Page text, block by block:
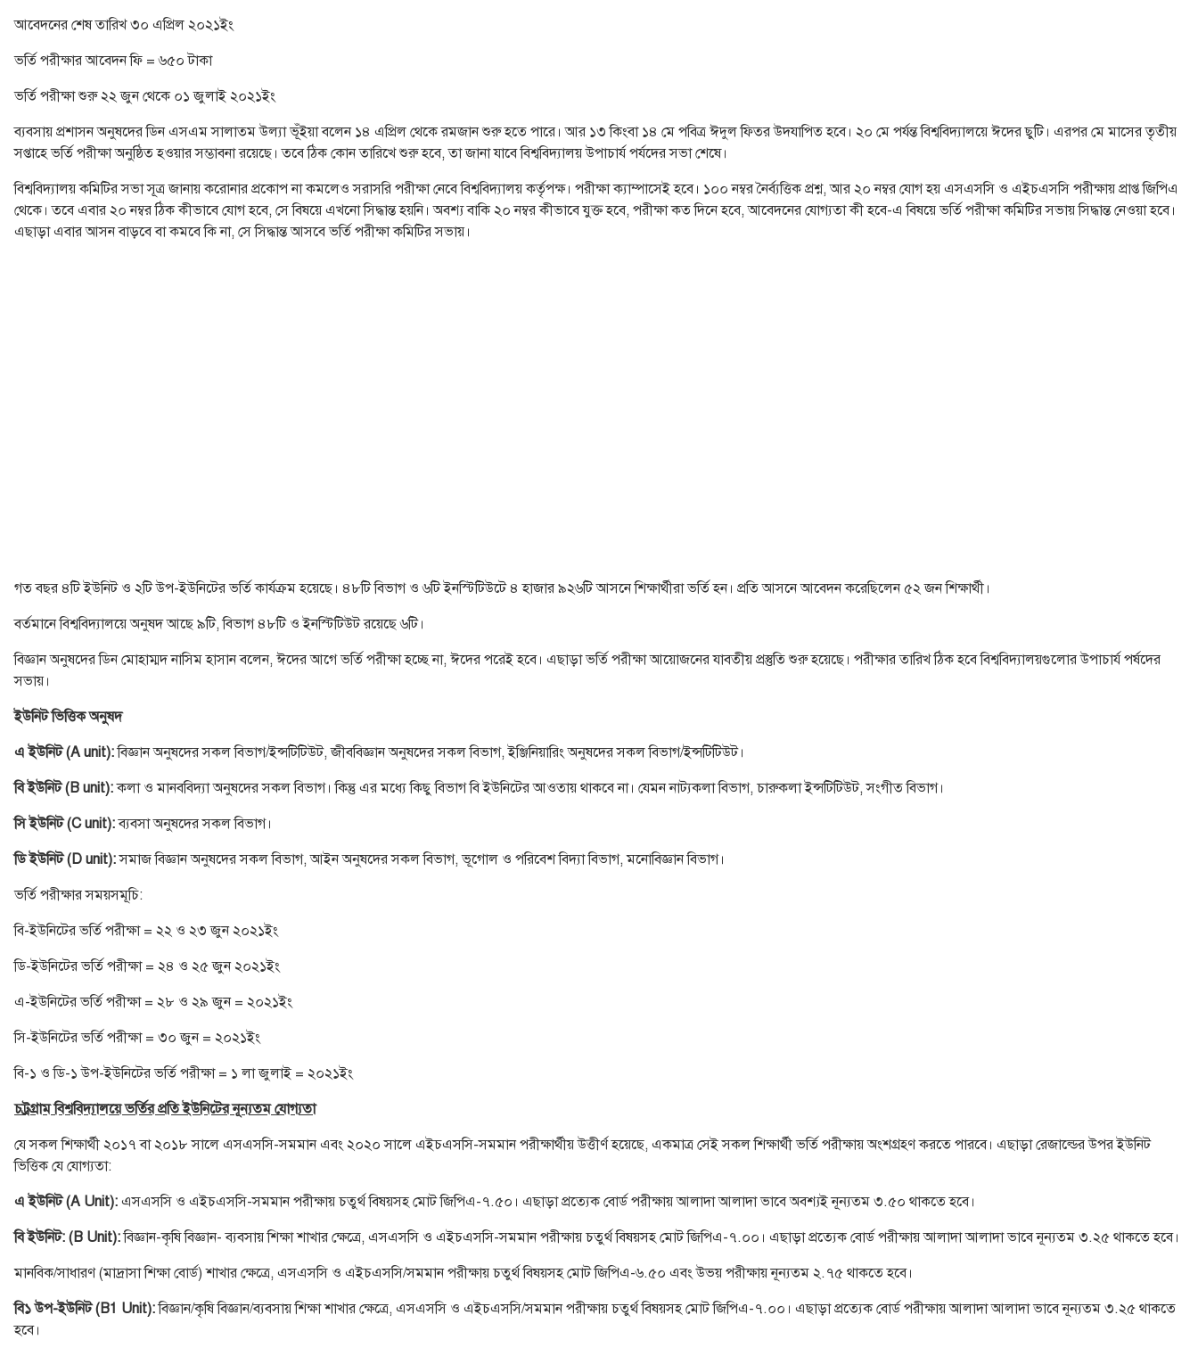
আবেদনের শেষ তারিখ ৩০ এপ্রিল ২০২১ইং
ভর্তি পরীক্ষার আবেদন ফি = ৬৫০ টাকা
ভর্তি পরীক্ষা শুরু ২২ জুন থেকে ০১ জুলাই ২০২১ইং
ব্যবসায় প্রশাসন অনুষদের ডিন এসএম সালাতম উল্যা ভূঁইয়া বলেন ১৪ এপ্রিল থেকে রমজান শুরু হতে পারে। আর ১৩ কিংবা ১৪ মে পবিত্র ঈদুল ফিতর উদযাপিত হবে। ২০ মে পর্যন্ত বিশ্ববিদ্যালয়ে ঈদের ছুটি। এরপর মে মাসের তৃতীয়
সপ্তাহে ভর্তি পরীক্ষা অনুষ্ঠিত হওয়ার সম্ভাবনা রয়েছে। তবে ঠিক কোন তারিখে শুরু হবে, তা জানা যাবে বিশ্ববিদ্যালয় উপাচার্য পর্যদের সভা শেষে।
বিশ্ববিদ্যালয় কমিটির সভা সূত্র জানায় করোনার প্রকোপ না কমলেও সরাসরি পরীক্ষা নেবে বিশ্ববিদ্যালয় কর্তৃপক্ষ। পরীক্ষা ক্যাম্পাসেই হবে। ১০০ নম্বর নৈর্ব্যত্তিক প্রশ্ন, আর ২০ নম্বর যোগ হয় এসএসসি ও এইচএসসি পরীক্ষায় প্রাপ্ত জিপিএ
থেকে। তবে এবার ২০ নম্বর ঠিক কীভাবে যোগ হবে, সে বিষয়ে এখনো সিদ্ধান্ত হয়নি। অবশ্য বাকি ২০ নম্বর কীভাবে যুক্ত হবে, পরীক্ষা কত দিনে হবে, আবেদনের যোগ্যতা কী হবে-এ বিষয়ে ভর্তি পরীক্ষা কমিটির সভায় সিদ্ধান্ত নেওয়া হবে।
এছাড়া এবার আসন বাড়বে বা কমবে কি না, সে সিদ্ধান্ত আসবে ভর্তি পরীক্ষা কমিটির সভায়।
গত বছর ৪টি ইউনিট ও ২টি উপ-ইউনিটের ভর্তি কার্যক্রম হয়েছে। ৪৮টি বিভাগ ও ৬টি ইনস্টিটিউটে ৪ হাজার ৯২৬টি আসনে শিক্ষার্থীরা ভর্তি হন। প্রতি আসনে আবেদন করেছিলেন ৫২ জন শিক্ষার্থী।
বর্তমানে বিশ্ববিদ্যালয়ে অনুষদ আছে ৯টি, বিভাগ ৪৮টি ও ইনস্টিটিউট রয়েছে ৬টি।
বিজ্ঞান অনুষদের ডিন মোহাম্মদ নাসিম হাসান বলেন, ঈদের আগে ভর্তি পরীক্ষা হচ্ছে না, ঈদের পরেই হবে। এছাড়া ভর্তি পরীক্ষা আয়োজনের যাবতীয় প্রস্তুতি শুরু হয়েছে। পরীক্ষার তারিখ ঠিক হবে বিশ্ববিদ্যালয়গুলোর উপাচার্য পর্ষদের
সভায়।
ইউনিট ভিত্তিক অনুষদ
এ ইউনিট (A unit):বিজ্ঞান অনুষদের সকল বিভাগ/ইন্সটিটিউট, জীববিজ্ঞান অনুষদের সকল বিভাগ, ইঞ্জিনিয়ারিং অনুষদের সকল বিভাগ/ইন্সটিটিউট।
বি ইউনিট (B unit):কলা ও মানববিদ্যা অনুষদের সকল বিভাগ। কিন্তু এর মধ্যে কিছু বিভাগ বি ইউনিটের আওতায় থাকবে না। যেমন নাট্যকলা বিভাগ, চারুকলা ইন্সটিটিউট, সংগীত বিভাগ।
সি ইউনিট (C unit):ব্যবসা অনুষদের সকল বিভাগ।
ডি ইউনিট (D unit):সমাজ বিজ্ঞান অনুষদের সকল বিভাগ, আইন অনুষদের সকল বিভাগ, ভূগোল ও পরিবেশ বিদ্যা বিভাগ, মনোবিজ্ঞান বিভাগ।
ভর্তি পরীক্ষার সময়সমূচি:
বি-ইউনিটের ভর্তি পরীক্ষা = ২২ ও ২৩ জুন ২০২১ইং
ডি-ইউনিটের ভর্তি পরীক্ষা = ২৪ ও ২৫ জুন ২০২১ইং
এ-ইউনিটের ভর্তি পরীক্ষা = ২৮ ও ২৯ জুন = ২০২১ইং
সি-ইউনিটের ভর্তি পরীক্ষা = ৩০ জুন = ২০২১ইং
বি-১ ও ডি-১ উপ-ইউনিটের ভর্তি পরীক্ষা = ১ লা জুলাই = ২০২১ইং
চট্রগ্রাম বিশ্ববিদ্যালয়ে ভর্তির প্রতি ইউনিটের নূন্যতম যোগ্যতা
যে সকল শিক্ষার্থী ২০১৭ বা ২০১৮ সালে এসএসসি-সমমান এবং ২০২০ সালে এইচএসসি-সমমান পরীক্ষার্থীয় উত্তীর্ণ হয়েছে, একমাত্র সেই সকল শিক্ষার্থী ভর্তি পরীক্ষায় অংশগ্রহণ করতে পারবে। এছাড়া রেজাল্ডের উপর ইউনিট
ভিত্তিক যে যোগ্যতা:
এ ইউনিট (A Unit): এসএসসি ও এইচএসসি-সমমান পরীক্ষায় চতুর্থ বিষয়সহ মোট জিপিএ-৭.৫০। এছাড়া প্রত্যেক বোর্ড পরীক্ষায় আলাদা আলাদা ভাবে অবশ্যই নূন্যতম ৩.৫০ থাকতে হবে।
বি ইউনিট: (B Unit):বিজ্ঞান-কৃষি বিজ্ঞান- ব্যবসায় শিক্ষা শাখার ক্ষেত্রে, এসএসসি ও এইচএসসি-সমমান পরীক্ষায় চতুর্থ বিষয়সহ মোট জিপিএ-৭.০০। এছাড়া প্রত্যেক বোর্ড পরীক্ষায় আলাদা আলাদা ভাবে নূন্যতম ৩.২৫ থাকতে হবে।
মানবিক/সাধারণ (মাদ্রাসা শিক্ষা বোর্ড) শাখার ক্ষেত্রে, এসএসসি ও এইচএসসি/সমমান পরীক্ষায় চতুর্থ বিষয়সহ মোট জিপিএ-৬.৫০ এবং উভয় পরীক্ষায় নূন্যতম ২.৭৫ থাকতে হবে।
বি১ উপ-ইউনিট (B1 Unit):বিজ্ঞান/কৃষি বিজ্ঞান/ব্যবসায় শিক্ষা শাখার ক্ষেত্রে, এসএসসি ও এইচএসসি/সমমান পরীক্ষায় চতুর্থ বিষয়সহ মোট জিপিএ-৭.০০। এছাড়া প্রত্যেক বোর্ড পরীক্ষায় আলাদা আলাদা ভাবে নূন্যতম ৩.২৫ থাকতে
হবে।